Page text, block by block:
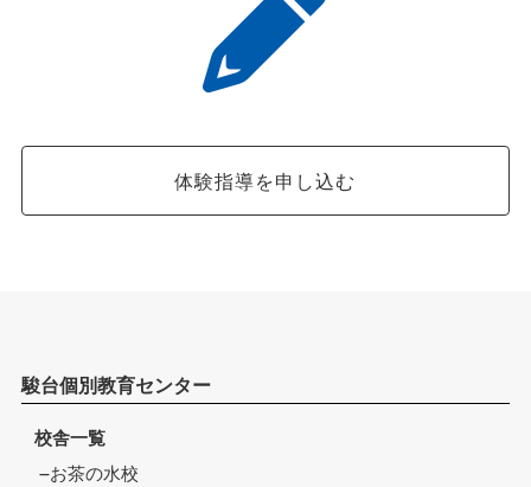
体験指導を申し込む
駿台個別教育センター
校舎一覧
お茶の水校